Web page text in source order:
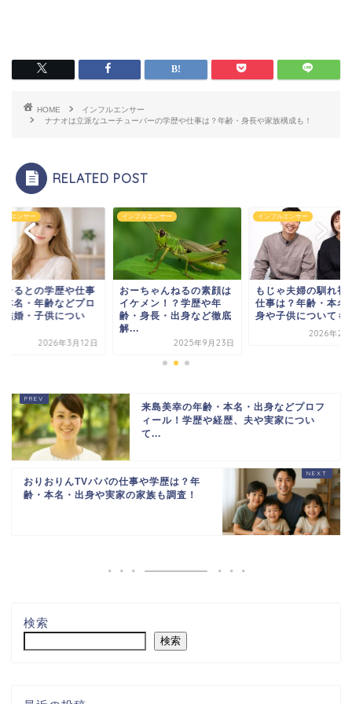
HOME
インフルエンサー
ナナオは立派なユーチューバーの学歴や仕事は？年齢・身長や家族構成も！
RELATED POST
ルエンサー
ちゃんねるの素顔は
メン！？学歴や年
身長・出身など徹底
2025年9月23日
インフルエンサー
もじゃ夫婦の馴れ初めや
仕事は？年齢・本名・出
身や子供についても！
インフルエンサー
佐藤そるとの学歴や
は？本名・年齢など
フや結婚・子供につ
来島美幸の年齢・本名・出身などプロフ
ィール！学歴や経歴、夫や実家につい
て...
おりおりんTVパパの仕事や学歴は？年
齢・本名・出身や実家の家族も調査！
検索
検索